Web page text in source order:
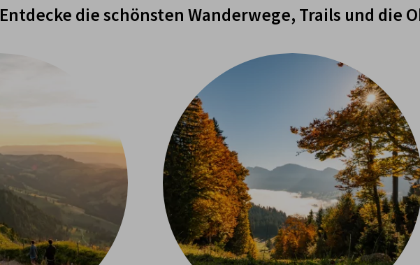
Entdecke die schönsten Wanderwege, Trails und die